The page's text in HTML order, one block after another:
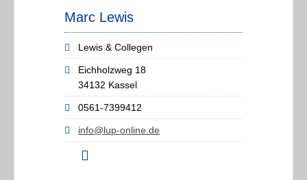
Marc Lewis
Lewis & Collegen
Eichholzweg 18
34132 Kassel
0561-7399412
info@lup-online.de